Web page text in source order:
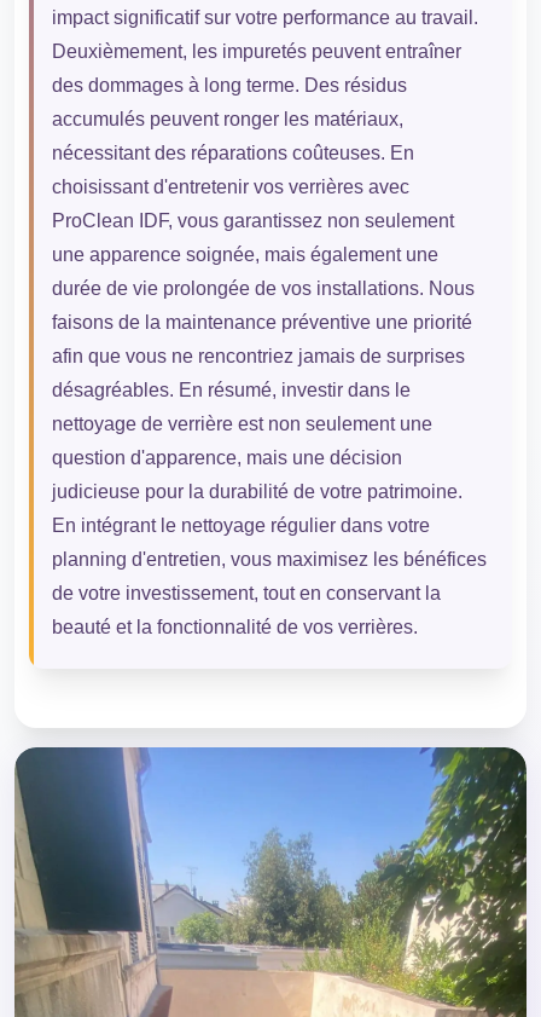
impact significatif sur votre performance au travail.
Deuxièmement, les impuretés peuvent entraîner
des dommages à long terme. Des résidus
accumulés peuvent ronger les matériaux,
nécessitant des réparations coûteuses. En
choisissant d'entretenir vos verrières avec
ProClean IDF, vous garantissez non seulement
une apparence soignée, mais également une
durée de vie prolongée de vos installations. Nous
faisons de la maintenance préventive une priorité
afin que vous ne rencontriez jamais de surprises
désagréables. En résumé, investir dans le
nettoyage de verrière est non seulement une
question d'apparence, mais une décision
judicieuse pour la durabilité de votre patrimoine.
En intégrant le nettoyage régulier dans votre
planning d'entretien, vous maximisez les bénéfices
de votre investissement, tout en conservant la
beauté et la fonctionnalité de vos verrières.